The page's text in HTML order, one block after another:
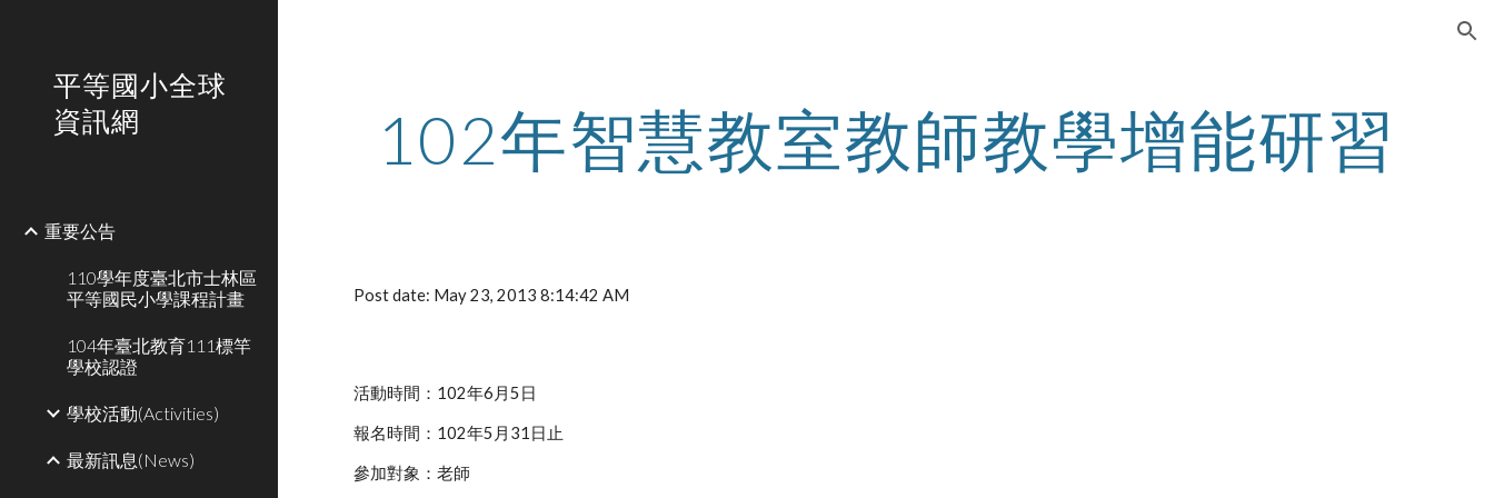
平等國小全球
資訊網
重要公告
110學年度臺北市士林區
平等國民小學課程計畫
104年臺北教育111標竿
學校認證
學校活動(Activities)
最新訊息(News)
102年智慧教室教師教學增能研習
Post date: May 23, 2013 8:14:42 AM
活動時間：102年6月5日
報名時間：102年5月31日止
參加對象：老師